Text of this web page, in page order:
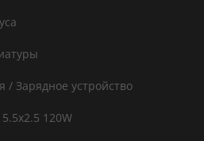
/ Зарядное устройство
120W